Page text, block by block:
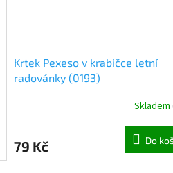
Krtek Pexeso v krabičce letní
radovánky (0193)
Skladem
79 Kč Do